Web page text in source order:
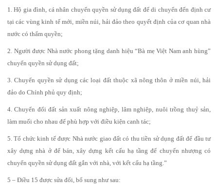
1. Hộ gia đình, cá nhân chuyển quyền sử dụng đất để di chuyển đến định cư
tại các vùng kinh tế mới, miền núi, hải đảo theo quyết định của cơ quan nhà
nước có thẩm quyền;
2. Người được Nhà nước phong tặng danh hiệu “Bà mẹ Việt Nam anh hùng”
chuyển quyền sử dụng đất;
3. Chuyển quyền sử dụng các loại đất thuộc xã nông thôn ở miền núi, hải
đảo do Chính phủ quy định;
4. Chuyển đổi đất sản xuất nông nghiệp, lâm nghiệp, nuôi trồng thuỷ sản,
làm muối cho nhau để phù hợp với điều kiện canh tác;
5. Tổ chức kinh tế được Nhà nước giao đất có thu tiền sử dụng đất để đầu tư
xây dựng nhà ở để bán, xây dựng kết cấu hạ tầng để chuyển nhượng có
chuyển quyền sử dụng đất gắn với nhà, với kết cấu hạ tầng.”
5 – Điều 15 được sửa đổi, bổ sung như sau: